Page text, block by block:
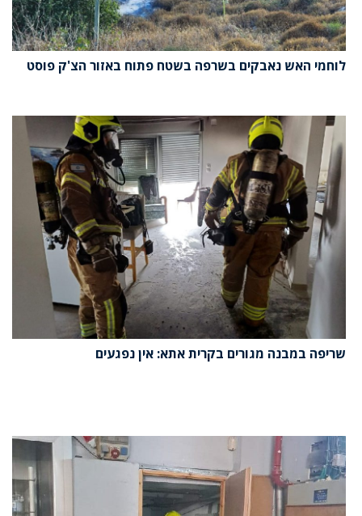
לוחמי האש נאבקים בשרפה בשטח פתוח באזור הצ'ק פוסט
שריפה במבנה מגורים בקרית אתא: אין נפגעים